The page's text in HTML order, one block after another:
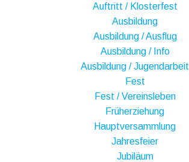
Auftritt / Klosterfest
Ausbildung
Ausbildung / Ausflug
Ausbildung / Info
Ausbildung / Jugendarbeit
Fest
Fest / Vereinsleben
Früherziehung
Hauptversammlung
Jahresfeier
Jubiläum